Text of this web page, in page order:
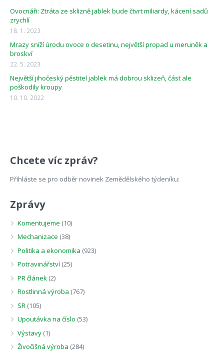
Ovocnáři: Ztráta ze sklizně jablek bude čtvrt miliardy, kácení sadů
zrychlí
18. 1. 2023
Mrazy sníží úrodu ovoce o desetinu, největší propad u meruněk a
broskví
22. 5. 2023
Největší jihočeský pěstitel jablek má dobrou sklizeň, část ale
poškodily kroupy
10. 10. 2022
Chcete víc zpráv?
Přihláste se pro odběr novinek Zemědělského týdeníku:
Zprávy
Komentujeme (10)
Mechanizace (38)
Politika a ekonomika (923)
Potravinářství (25)
PR článek (2)
Rostlinná výroba (767)
SR (105)
Upoutávka na číslo (53)
Výstavy (1)
Živočišná výroba (284)